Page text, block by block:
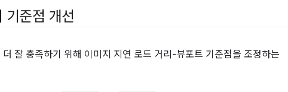
기준점 개선
잘 충족하기 위해 이미지 지연 로드 거리-뷰포트 기준점을 조정하는